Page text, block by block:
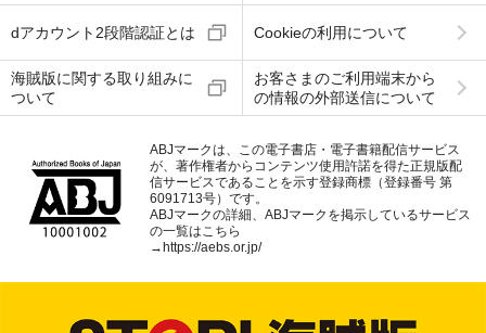
dアカウント2段階認証とは Cookieの利用について
海賊版に関する取り組みに
ついて
お客さまのご利用端末から
の情報の外部送信について
ABJマークは、この電子書店・電子書籍配信サービス
が、著作権者からコンテンツ使用許諾を得た正規版配
信サービスであることを示す登録商標（登録番号 第
6091713号）です。
ABJマークの詳細、ABJマークを掲示しているサービス
の一覧はこちら
→ https://aebs.or.jp/